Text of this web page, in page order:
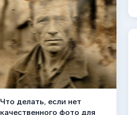
Что делать, если нет
качественного фото для